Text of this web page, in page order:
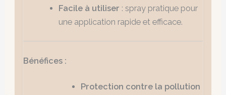
Facile à utiliser : spray pratique pour
une application rapide et efficace.
Bénéfices :
Protection contre la pollution